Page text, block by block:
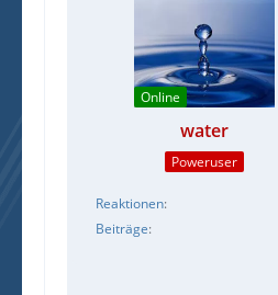
Online
water
Poweruser
Reaktionen
Beiträge